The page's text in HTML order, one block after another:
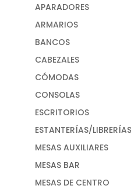
APARADORES
ARMARIOS
BANCOS
CABEZALES
CÓMODAS
CONSOLAS
ESCRITORIOS
ESTANTERÍAS/LIBRERÍAS
MESAS AUXILIARES
MESAS BAR
MESAS DE CENTRO